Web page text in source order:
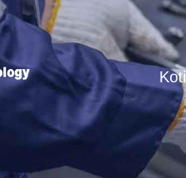
Koti